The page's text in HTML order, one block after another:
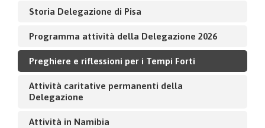
Storia Delegazione di Pisa
Programma attività della Delegazione 2026
Preghiere e riflessioni per i Tempi Forti
Attività caritative permanenti della
Delegazione
Attività in Namibia